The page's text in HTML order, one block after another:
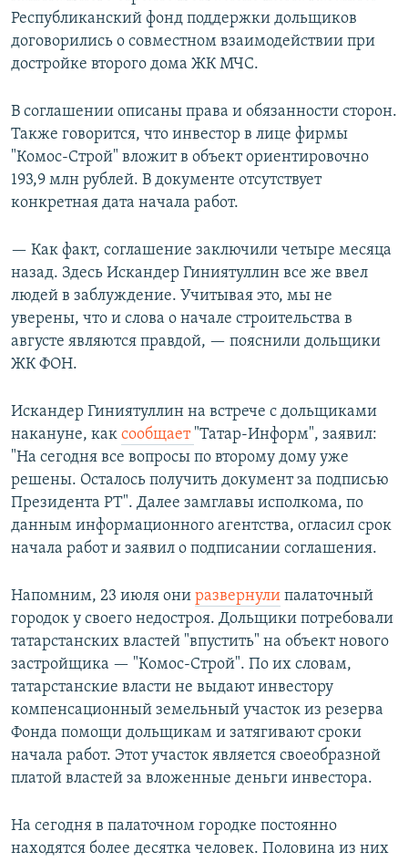
Республиканский фонд поддержки дольщиков
договорились о совместном взаимодействии при
достройке второго дома ЖК МЧС.
В соглашении описаны права и обязанности сторон.
Также говорится, что инвестор в лице фирмы
"Комос-Строй" вложит в объект ориентировочно
193,9 млн рублей. В документе отсутствует
конкретная дата начала работ.
— Как факт, соглашение заключили четыре месяца
назад. Здесь Искандер Гиниятуллин все же ввел
людей в заблуждение. Учитывая это, мы не
уверены, что и слова о начале строительства в
августе являются правдой, — пояснили дольщики
ЖК ФОН.
Искандер Гиниятуллин на встрече с дольщиками
накануне, как сообщает "Татар-Информ", заявил:
"На сегодня все вопросы по второму дому уже
решены. Осталось получить документ за подписью
Президента РТ". Далее замглавы исполкома, по
данным информационного агентства, огласил срок
начала работ и заявил о подписании соглашения.
Напомним, 23 июля они развернули палаточный
городок у своего недостроя. Дольщики потребовали
татарстанских властей "впустить" на объект нового
застройщика — "Комос-Строй". По их словам,
татарстанские власти не выдают инвестору
компенсационный земельный участок из резерва
Фонда помощи дольщикам и затягивают сроки
начала работ. Этот участок является своеобразной
платой властей за вложенные деньги инвестора.
На сегодня в палаточном городке постоянно
находятся более десятка человек. Половина из них